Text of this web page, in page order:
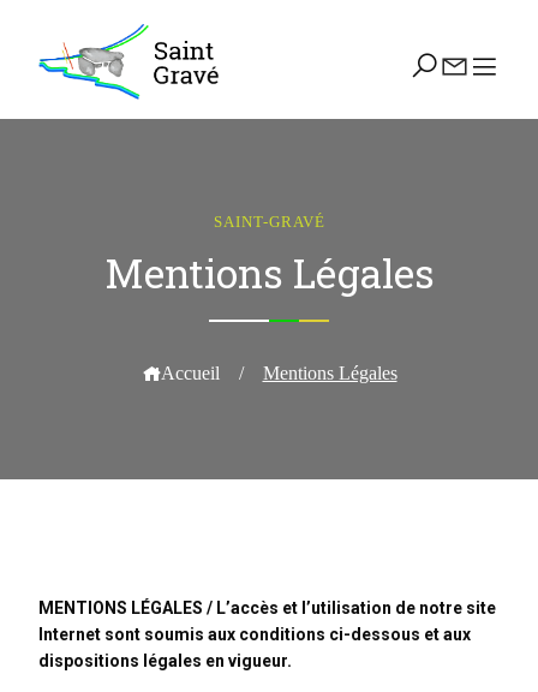
SAINT-GRAVÉ
Mentions Légales
Accueil / Mentions Légales
MENTIONS LÉGALES / L’accès et l’utilisation de notre site
Internet sont soumis aux conditions ci-dessous et aux
dispositions légales en vigueur.